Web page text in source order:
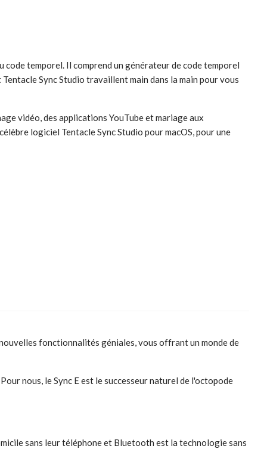
temporel. Il comprend un générateur de code temporel
Sync Studio travaillent main dans la main pour vous
vidéo, des applications YouTube et mariage aux
logiciel Tentacle Sync Studio pour macOS, pour une
fonctionnalités géniales, vous offrant un monde de
nous, le Sync E est le successeur naturel de l'octopode
sans leur téléphone et Bluetooth est la technologie sans